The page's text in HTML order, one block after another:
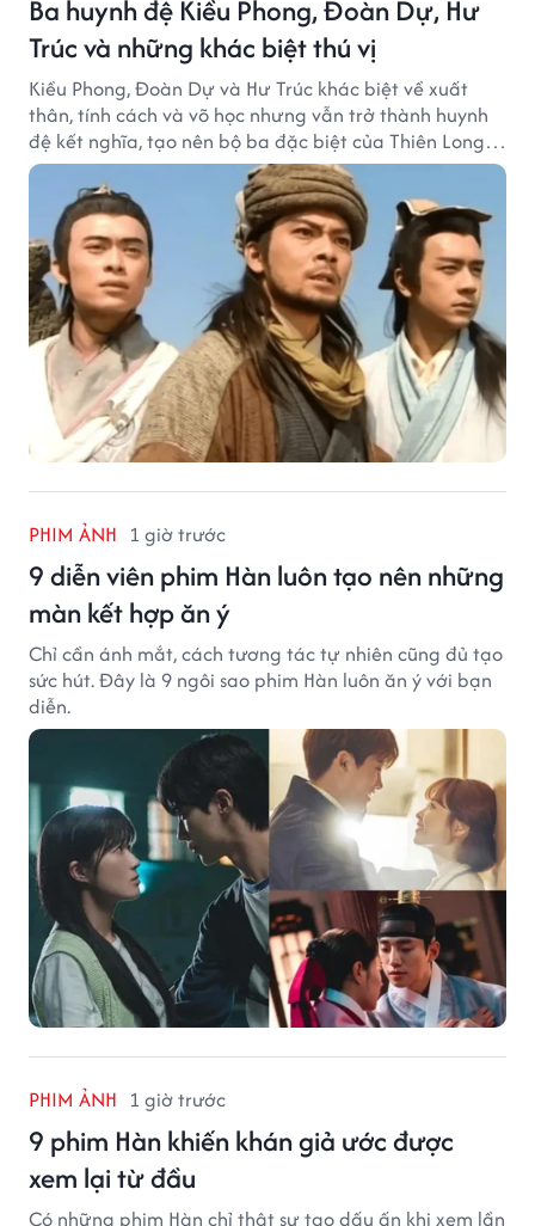
Ba huynh đệ Kiều Phong, Đoàn Dự, Hư
Trúc và những khác biệt thú vị
Kiều Phong, Đoàn Dự và Hư Trúc khác biệt về xuất
thân, tính cách và võ học nhưng vẫn trở thành huynh
đệ kết nghĩa, tạo nên bộ ba đặc biệt của Thiên Long
Bát Bộ.
PHIM ẢNH 1 giờ trước
9 diễn viên phim Hàn luôn tạo nên những
màn kết hợp ăn ý
Chỉ cần ánh mắt, cách tương tác tự nhiên cũng đủ tạo
sức hút. Đây là 9 ngôi sao phim Hàn luôn ăn ý với bạn
diễn.
PHIM ẢNH 1 giờ trước
9 phim Hàn khiến khán giả ước được
xem lại từ đầu
Có những phim Hàn chỉ thật sự tạo dấu ấn khi xem lần